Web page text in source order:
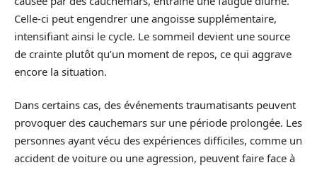
Celle-ci peut engendrer une angoisse supplémentaire,
intensifiant ainsi le cycle. Le sommeil devient une source
de crainte plutôt qu’un moment de repos, ce qui aggrave
encore la situation.
Dans certains cas, des événements traumatisants peuvent
provoquer des cauchemars sur une période prolongée. Les
personnes ayant vécu des expériences difficiles, comme un
accident de voiture ou une agression, peuvent faire face à